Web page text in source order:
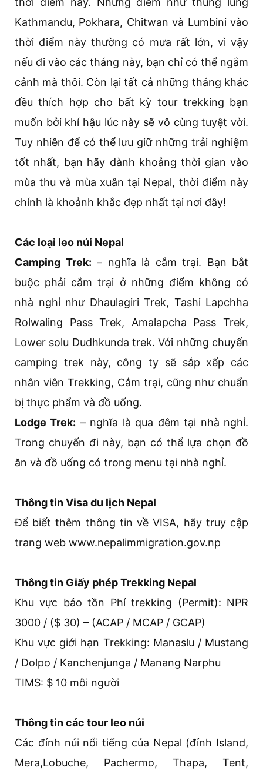
Kathmandu, Pokhara, Chitwan và Lumbini vào
thời điểm này thường có mưa rất lớn, vì vậy
nếu đi vào các tháng này, bạn chỉ có thể ngắm
cảnh mà thôi. Còn lại tất cả những tháng khác
đều thích hợp cho bất kỳ tour trekking bạn
muốn bởi khí hậu lúc này sẽ vô cùng tuyệt vời.
Tuy nhiên để có thể lưu giữ những trải nghiệm
tốt nhất, bạn hãy dành khoảng thời gian vào
mùa thu và mùa xuân tại Nepal, thời điểm này
chính là khoảnh khắc đẹp nhất tại nơi đây!
Các loại leo núi Nepal
Camping Trek: – nghĩa là cắm trại. Bạn bắt
buộc phải cắm trại ở những điểm không có
nhà nghỉ như Dhaulagiri Trek, Tashi Lapchha
Rolwaling Pass Trek, Amalapcha Pass Trek,
Lower solu Dudhkunda trek. Với những chuyến
camping trek này, công ty sẽ sắp xếp các
nhân viên Trekking, Cắm trại, cũng như chuẩn
bị thực phẩm và đồ uống.
Lodge Trek: – nghĩa là qua đêm tại nhà nghỉ.
Trong chuyến đi này, bạn có thể lựa chọn đồ
ăn và đồ uống có trong menu tại nhà nghỉ.
Thông tin Visa du lịch Nepal
Để biết thêm thông tin về VISA, hãy truy cập
trang web www.nepalimmigration.gov.np
Thông tin Giấy phép Trekking Nepal
Khu vực bảo tồn Phí trekking (Permit): NPR
3000 / ($ 30) – (ACAP / MCAP / GCAP)
Khu vực giới hạn Trekking: Manaslu / Mustang
/ Dolpo / Kanchenjunga / Manang Narphu
TIMS: $ 10 mỗi người
Thông tin các tour leo núi
Các đỉnh núi nổi tiếng của Nepal (đỉnh Island,
Mera,Lobuche, Pachermo, Thapa, Tent,